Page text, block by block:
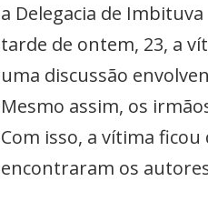
a Delegacia de
tarde de ontem, 23, a
uma discussão
Mesmo assim, os
Com isso, a vítima
encontraram os